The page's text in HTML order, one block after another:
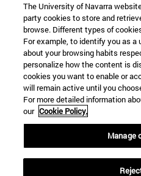
The University of Navarra
party cookies to store and
browse. Different types of
For example, to identify you as a
about your browsing habits
personalize how the content is
cookies you want to enable or
will remain active until you
For more detailed information
our Cookie Policy.
Manage